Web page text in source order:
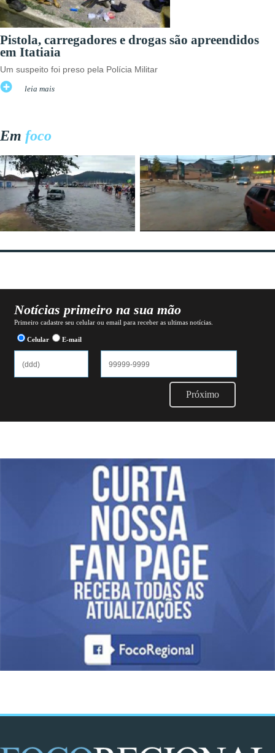
Pistola, carregadores e drogas são apreendidos
em Itatiaia
Um suspeito foi preso pela Polícia Militar
leia mais
Em foco
Notícias primeiro na sua mão
Primeiro cadastre seu celular ou email para receber as ultimas notícias.
Celular E-mail
Próximo